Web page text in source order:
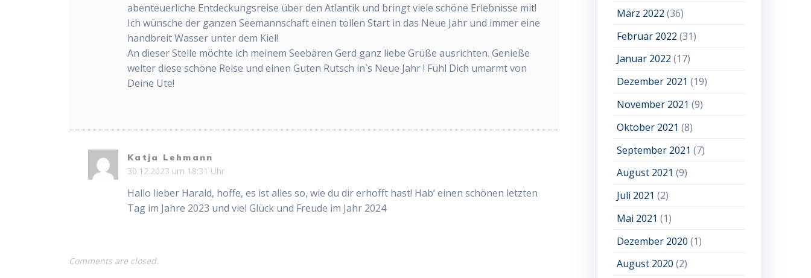
abenteuerliche Entdeckungsreise über den Atlantik und bringt viele schöne Erlebnisse mit!
Ich wünsche der ganzen Seemannschaft einen tollen Start in das Neue Jahr und immer eine
handbreit Wasser unter dem Kiel!
An dieser Stelle möchte ich meinem Seebären Gerd ganz liebe Grüße ausrichten. Genieße
weiter diese schöne Reise und einen Guten Rutsch in`s Neue Jahr ! Fühl Dich umarmt von
Deine Ute!
Katja Lehmann
30.12.2023 um 18:31 Uhr
Hallo lieber Harald, hoffe, es ist alles so, wie du dir erhofft hast! Hab‘ einen schönen letzten
Tag im Jahre 2023 und viel Glück und Freude im Jahr 2024
Comments are closed.
März 2022 (36)
Februar 2022 (31)
Januar 2022 (17)
Dezember 2021 (19)
November 2021 (9)
Oktober 2021 (8)
September 2021 (7)
August 2021 (9)
Juli 2021 (2)
Mai 2021 (1)
Dezember 2020 (1)
August 2020 (2)